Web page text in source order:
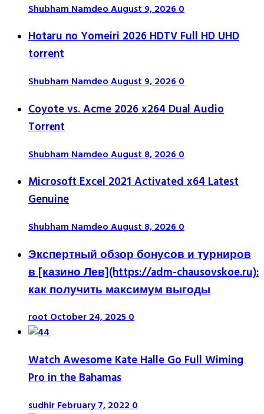
Shubham NamdeoAugust 9, 20260
Hotaru no Yomeiri 2026 HDTV Full HD UHD
torrent
Shubham NamdeoAugust 9, 20260
Coyote vs. Acme 2026 x264 Dual Audio
Torr𝐞nt
Shubham NamdeoAugust 8, 20260
Microsoft Excel 2021 Activated x64 Latest
Genuine
Shubham NamdeoAugust 8, 20260
Экспертный обзор бонусов и турниров
в [казино Лев](https://adm-chausovskoe.ru):
как получить максимум выгоды
rootOctober 24, 20250
Watch Awesome Kate Halle Go Full Wiming
Pro in the Bahamas
sudhirFebruary 7, 20220